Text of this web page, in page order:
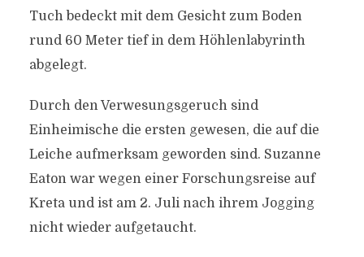
Tuch bedeckt mit dem Gesicht zum Boden
rund 60 Meter tief in dem Höhlenlabyrinth
abgelegt.
Durch den Verwesungsgeruch sind
Einheimische die ersten gewesen, die auf die
Leiche aufmerksam geworden sind. Suzanne
Eaton war wegen einer Forschungsreise auf
Kreta und ist am 2. Juli nach ihrem Jogging
nicht wieder aufgetaucht.